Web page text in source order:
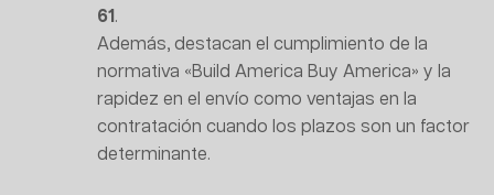
61 .
Además, destacan el cumplimiento de la
normativa «Build America Buy America» y la
rapidez en el envío como ventajas en la
contratación cuando los plazos son un factor
determinante.